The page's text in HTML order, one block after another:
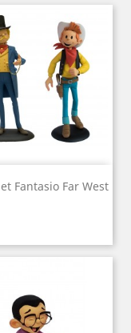
Fantasio Far West